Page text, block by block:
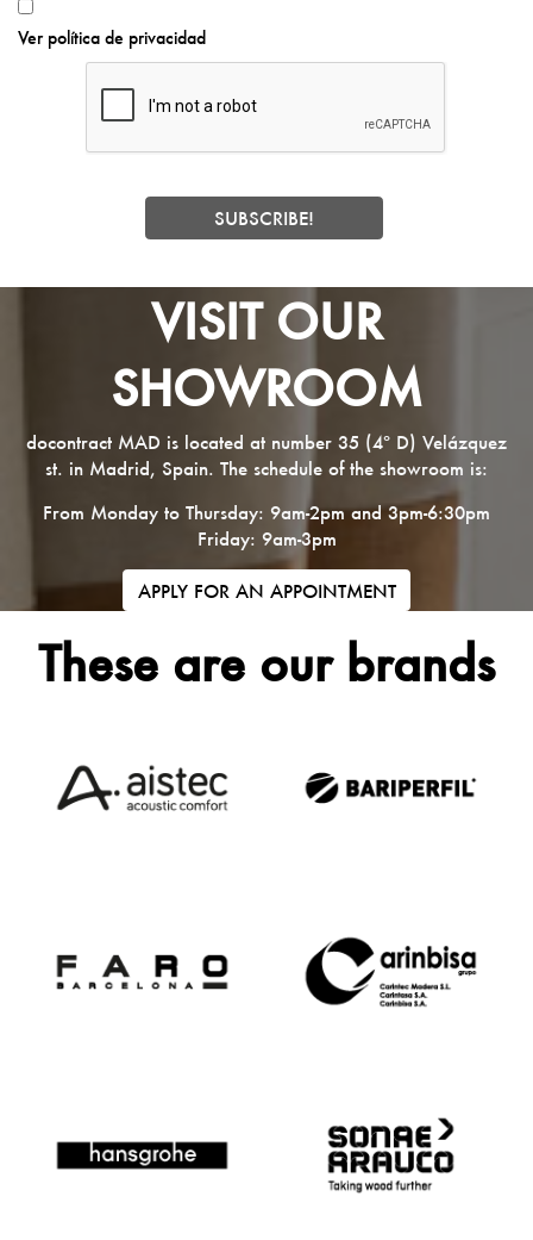
Ver política de privacidad
VISIT OUR
SHOWROOM
docontract MAD is located at number 35 (4º D) Velázquez
st. in Madrid, Spain. The schedule of the showroom is:
From Monday to Thursday: 9am-2pm and 3pm-6:30pm
Friday: 9am-3pm
APPLY FOR AN APPOINTMENT
These are our brands